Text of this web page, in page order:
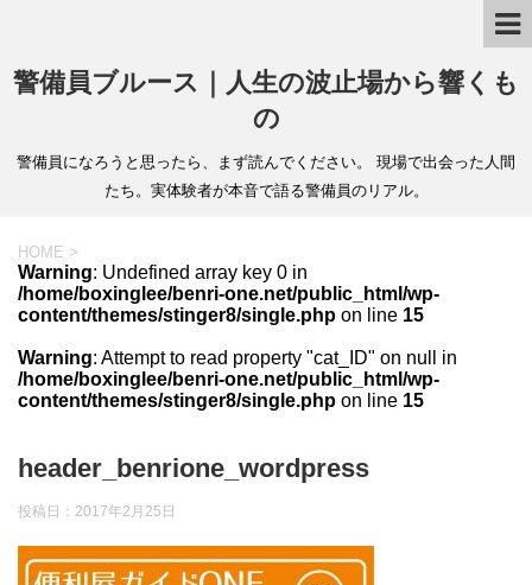
警備員ブルース｜人生の波止場から響くも
の
警備員になろうと思ったら、まず読んでください。 現場で出会った人間
たち。実体験者が本音で語る警備員のリアル。
HOME >
Warning: Undefined array key 0 in
/home/boxinglee/benri-one.net/public_html/wp-
content/themes/stinger8/single.php on line 15
Warning: Attempt to read property "cat_ID" on null in
/home/boxinglee/benri-one.net/public_html/wp-
content/themes/stinger8/single.php on line 15
header_benrione_wordpress
投稿日： 2017年2月25日